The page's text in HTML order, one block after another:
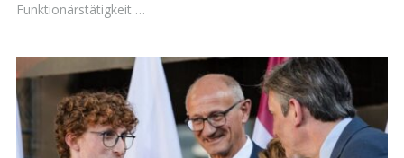
Funktionärstätigkeit …